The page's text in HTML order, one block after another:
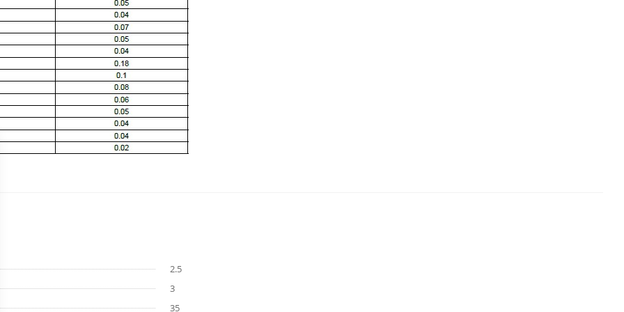
2.5
3
35